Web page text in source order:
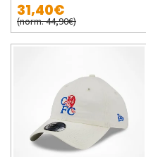
31,40€
(norm. 44,90€)